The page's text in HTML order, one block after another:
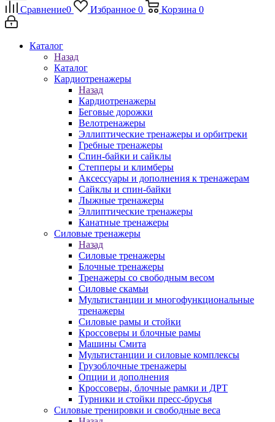
Сравнение0 Избранное 0 Корзина 0
Каталог
Назад
Каталог
Кардиотренажеры
Назад
Кардиотренажеры
Беговые дорожки
Велотренажеры
Эллиптические тренажеры и орбитреки
Гребные тренажеры
Спин-байки и сайклы
Степперы и климберы
Аксессуары и дополнения к тренажерам
Сайклы и спин-байки
Лыжные тренажеры
Эллиптические тренажеры
Канатные тренажеры
Силовые тренажеры
Назад
Силовые тренажеры
Блочные тренажеры
Тренажеры со свободным весом
Силовые скамьи
Мультистанции и многофункциональные
тренажеры
Силовые рамы и стойки
Кроссоверы и блочные рамы
Машины Смита
Мультистанции и силовые комплексы
Грузоблочные тренажеры
Опции и дополнения
Кроссоверы, блочные рамки и ДРТ
Турники и стойки пресс-брусья
Силовые тренировки и свободные веса